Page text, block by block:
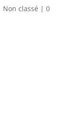
Non classé | 0